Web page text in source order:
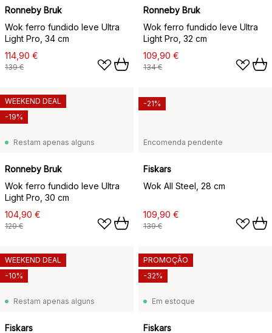
Ronneby Bruk
Wok ferro fundido leve Ultra
Light Pro, 34 cm
114,90 €
139 €
Ronneby Bruk
Wok ferro fundido leve Ultra
Light Pro, 32 cm
109,90 €
134 €
Restam apenas alguns
Ronneby Bruk
Wok ferro fundido leve Ultra
Light Pro, 30 cm
104,90 €
129 €
WEEKEND DEAL
-19%
Encomenda pendente
Fiskars
Wok All Steel, 28 cm
109,90 €
139 €
-21%
Restam apenas alguns
Fiskars
WEEKEND DEAL
-10%
Em estoque
Fiskars
PROMOÇÃO
-32%